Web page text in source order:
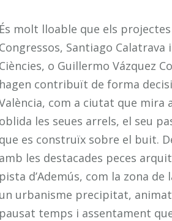
És molt lloable que els
Congressos, Santiago
Ciències, o Guillermo Vázquez
hagen contribuït de forma
com a ciutat que
oblida les seues arrels, el seu
que es construïx sobre el buit.
amb les destacades peces
pista d’Ademús, com la zona
un urbanisme precipitat,
pausat temps i assentament